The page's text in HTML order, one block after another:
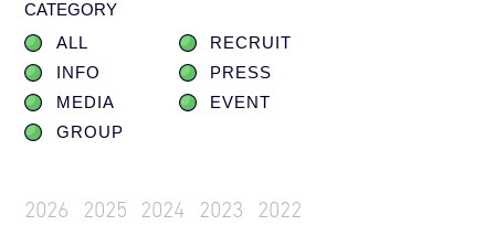
CATEGORY
ALL
RECRUIT
INFO
PRESS
MEDIA
EVENT
GROUP
2026 2025 2024 2023
2022